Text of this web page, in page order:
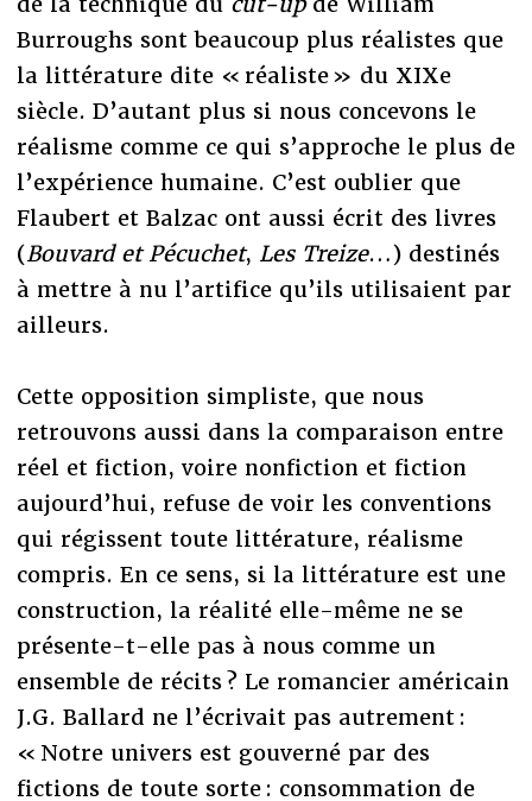
Burroughs sont beaucoup plus réalistes que
la littérature dite « réaliste » du XIXe
siècle. D’autant plus si nous concevons le
réalisme comme ce qui s’approche le plus de
l’expérience humaine. C’est oublier que
Flaubert et Balzac ont aussi écrit des livres
(Bouvard et Pécuchet, Les Treize…) destinés
à mettre à nu l’artifice qu’ils utilisaient par
ailleurs.
Cette opposition simpliste, que nous
retrouvons aussi dans la comparaison entre
réel et fiction, voire nonfiction et fiction
aujourd’hui, refuse de voir les conventions
qui régissent toute littérature, réalisme
compris. En ce sens, si la littérature est une
construction, la réalité elle-même ne se
présente-t-elle pas à nous comme un
ensemble de récits ? Le romancier américain
J.G. Ballard ne l’écrivait pas autrement :
« Notre univers est gouverné par des
fictions de toute sorte : consommation de